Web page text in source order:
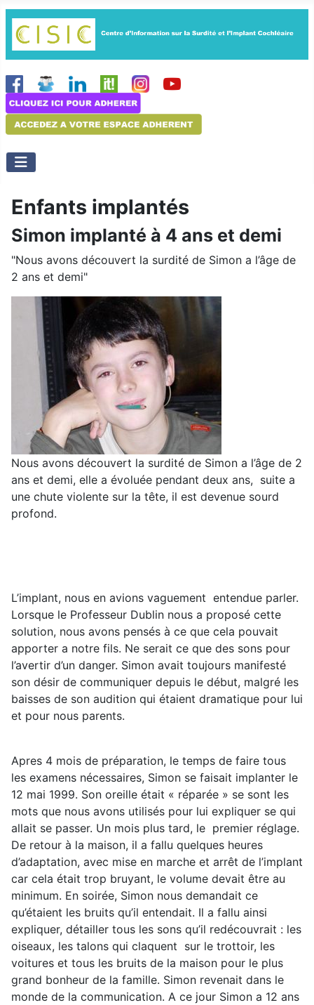
Enfants implantés
Simon implanté à 4 ans et demi
"Nous avons découvert la surdité de Simon a l’âge de
2 ans et demi"
Nous avons découvert la surdité de Simon a l’âge de 2
ans et demi, elle a évoluée pendant deux ans, suite a
une chute violente sur la tête, il est devenue sourd
profond.
L’implant, nous en avions vaguement entendue parler.
Lorsque le Professeur Dublin nous a proposé cette
solution, nous avons pensés à ce que cela pouvait
apporter a notre fils. Ne serait ce que des sons pour
l’avertir d’un danger. Simon avait toujours manifesté
son désir de communiquer depuis le début, malgré les
baisses de son audition qui étaient dramatique pour lui
et pour nous parents.
Apres 4 mois de préparation, le temps de faire tous
les examens nécessaires, Simon se faisait implanter le
12 mai 1999. Son oreille était « réparée » se sont les
mots que nous avons utilisés pour lui expliquer se qui
allait se passer. Un mois plus tard, le premier réglage.
De retour à la maison, il a fallu quelques heures
d’adaptation, avec mise en marche et arrêt de l’implant
car cela était trop bruyant, le volume devait être au
minimum. En soirée, Simon nous demandait ce
qu’étaient les bruits qu’il entendait. Il a fallu ainsi
expliquer, détailler tous les sons qu’il redécouvrait : les
oiseaux, les talons qui claquent sur le trottoir, les
voitures et tous les bruits de la maison pour le plus
grand bonheur de la famille. Simon revenait dans le
monde de la communication. A ce jour Simon a 12 ans